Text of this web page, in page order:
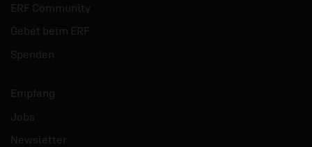
ERF Community
Gebet beim ERF
Spenden
Empfang
Jobs
Newsletter